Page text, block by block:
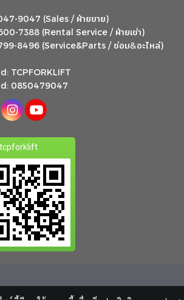
9047 (Sales / ฝ่ายขาย)
7388 (Rental Service / ฝ่ายเช่า)
8496 (Service&Parts / ซ่อม&อะไหล่)
TCPFORKLIFT
0850479047
tcpforklift